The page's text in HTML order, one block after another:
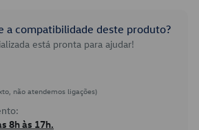
a compatibilidade deste produto?
está pronta para ajudar!
não atendemos ligações)
8h às 17h.